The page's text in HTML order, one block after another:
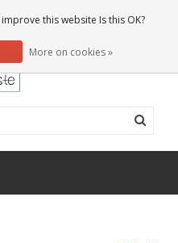
0 Articles
this website Is this OK?
More on cookies »